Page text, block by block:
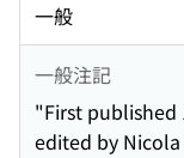
一般
一般注記
"First published
edited by